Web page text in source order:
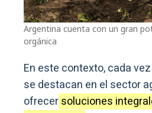
Argentina cuenta con un gran
orgánica
En este contexto, cada
se destacan en el sector
ofrecersoluciones